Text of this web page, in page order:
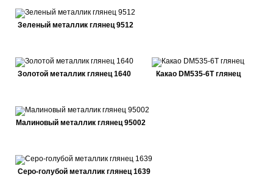
Зеленый металлик глянец 9512
Золотой металлик глянец 1640 Какао DM535-6Т глянец
Малиновый металлик глянец 95002
Серо-голубой металлик глянец 1639